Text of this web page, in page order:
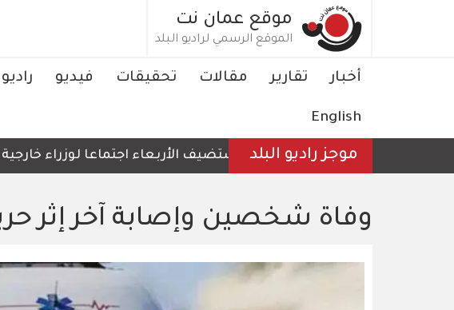
موقع عمان نت
الموقع الرسمي لراديو البلد
Main
أخبار تقارير مقالات تحقيقات فيديو
English
موجز راديو البلدالأردن يستضيف الأربعاء اجتماعا لوزراء خارجية
وفاة شخصين وإصابة آخر إثر